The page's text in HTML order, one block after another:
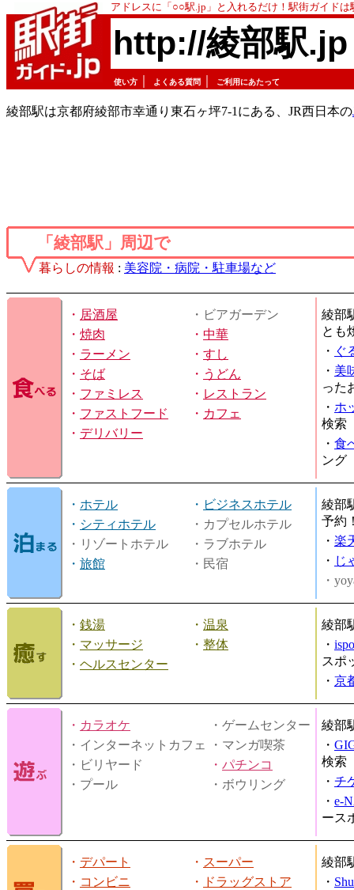
アドレスに「○○駅.jp」と入れるだけ！駅街ガイド
http://綾部駅.jp
使い方 よくある質問 ご利用にあたって
綾部駅は京都府綾部市幸通り東石ヶ坪7-1にある、JR西日本の
「綾部駅」周辺で
暮らしの情報 : 美容院・病院・駐車場など
・ 居酒屋
・ビアガーデン
・ 焼肉 ・ 中華
・ ラーメン ・ すし
・ そば ・ うどん
・ ファミレス ・ レストラン
・ ファストフード ・ カフェ
・ デリバリー
綾部
とも
・ ぐ
・ 美
った
・ ホ
検索
・ 食
ング
・ ホテル ・ ビジネスホテル
・ シティホテル
・カプセルホテル
・リゾートホテル
・ラブホテル
・ 旅館 ・民宿
綾部
予約
・ 楽
・ じ
・
・ 銭湯 ・ 温泉
・ マッサージ ・ 整体
・ ヘルスセンター
綾部
・
スポ
・ 京
・ カラオケ
・ゲームセンター
・インターネットカフェ
・マンガ喫茶
・ビリヤード
・ パチンコ
・プール
・ボウリング
綾部
・
検索
・ チ
・ e-
ース
・ デパート ・ スーパー
・ コンビニ ・
ドラッグストア
綾部
・